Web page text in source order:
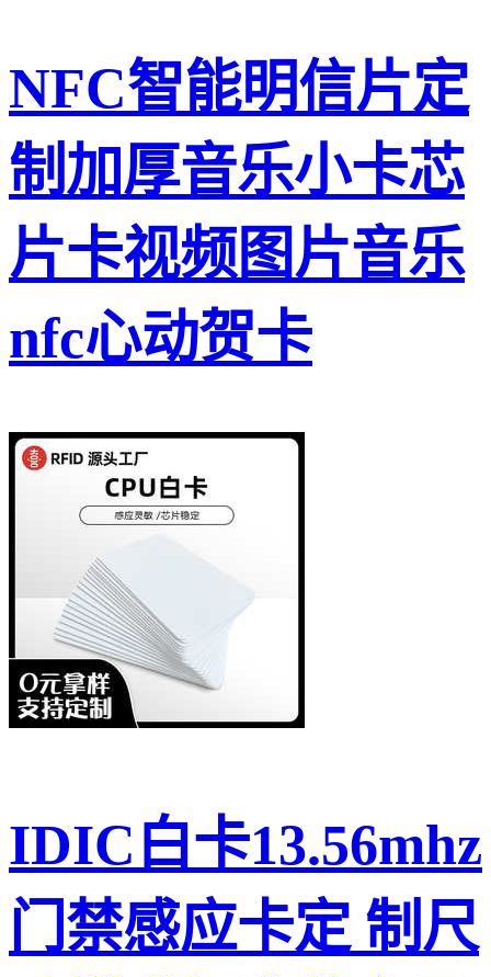
NFC智能明信片定
制加厚音乐小卡芯
片卡视频图片音乐
nfc心动贺卡
IDIC白卡13.56mhz
门禁感应卡定 制尺